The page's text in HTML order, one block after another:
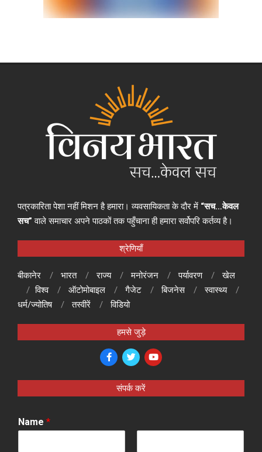
पत्रकारिता पेशा नहीं मिशन है हमारा। व्यवसायिकता के दौर में “सच…केवल
सच” वाले समाचार अपने पाठकों तक पहुँचाना ही हमारा सर्वोपरि कर्तव्य है।
श्रेणियाँ
बीकानेर भारत राज्य मनोरंजन पर्यावरण
खेल
विश्व
ऑटोमोबाइल गैजेट बिजनेस
स्वास्थ्य
धर्म/ज्योतिष
तस्वीरें विडियो
हमसे जुड़े
संपर्क करें
Name *